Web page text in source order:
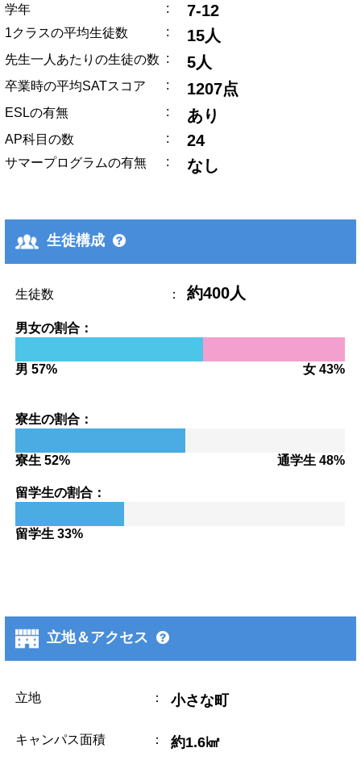
学年 : 7-12
1クラスの平均生徒数 : 15人
先生一人あたりの生徒の数 : 5人
卒業時の平均SATスコア : 1207点
ESLの有無 : あり
AP科目の数 : 24
サマープログラムの有無 : なし
生徒構成
生徒数 ： 約400人
男女の割合：
男 57% 女 43%
寮生の割合：
寮生 52% 通学生 48%
留学生の割合：
留学生 33%
立地＆アクセス
立地 ： 小さな町
キャンパス面積 ： 約1.6㎢